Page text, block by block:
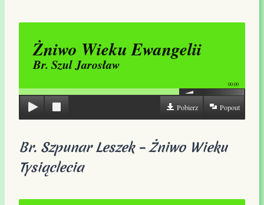
Żniwo Wieku Ewangelii
Br. Szul Jarosław
00:00
Popout
Pobierz
Br. Szpunar Leszek – Żniwo Wieku
Tysiąclecia